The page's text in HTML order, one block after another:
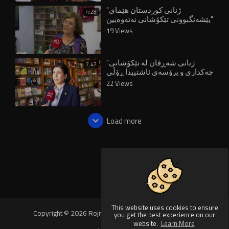
This website uses cookies to ensure
you get the best experience on our
website. Learn More
4:28 "ژنانی کوردستان هێمای
پێشەنگبوونی تێکۆشانی نەتەوەیین"
19 Views
7:47 "ژنانی شەڕڤان لە تێکۆشانی
چەکداری و پرۆسەی ئاشتییدا ڕۆڵی
22 Views
Load more
Copyright © 2026 Rojnews Video. All rights reserved.